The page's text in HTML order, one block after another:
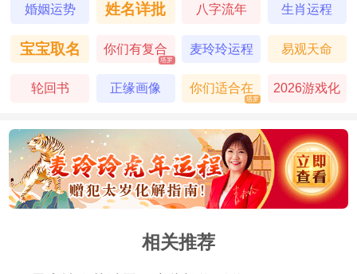
婚姻运势 姓名详批 八字流年 生肖运程
宝宝取名 你们有复合
塔罗
麦玲玲运程 易观天命
轮回书 正缘画像 你们适合在
塔罗
2026游戏化
相关推荐